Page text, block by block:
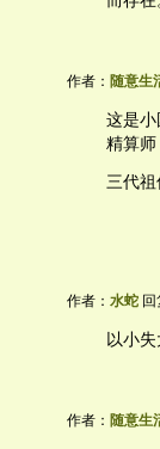
作者： 随意生
这是
精算
三代祖
作者： 水蛇 回
以小失
作者： 随意生